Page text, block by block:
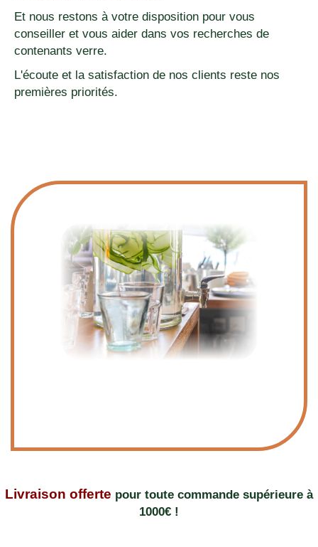
Et nous restons à votre disposition pour vous
conseiller et vous aider dans vos recherches de
contenants verre.
L'écoute et la satisfaction de nos clients reste nos
premières priorités.
Livraison offerte pour toute commande supérieure à
1000€ !